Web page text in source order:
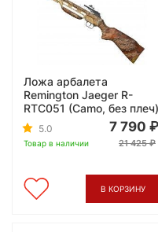
Ложа арбалета
Remington Jaeger R-
RTC051 (Camo, без плеч)
5.0
Товар в наличии
7 790
21 425
В КОРЗИНУ